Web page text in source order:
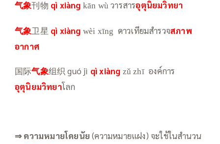
气象刊物 qì xiàng kān wù วารสารอุตุนิยมวิทยา
气象卫星 qì xiàng wèi xīng ดาวเทียมสำรวจสภาพ
อากาศ
国际气象组织 guó jì qì xiàng zǔ zhīองค์การ
อุตุนิยมวิทยาโลก
⇒ ความหมายโดยนัย (ความหมายแฝง) จะใช้ในสำนวน